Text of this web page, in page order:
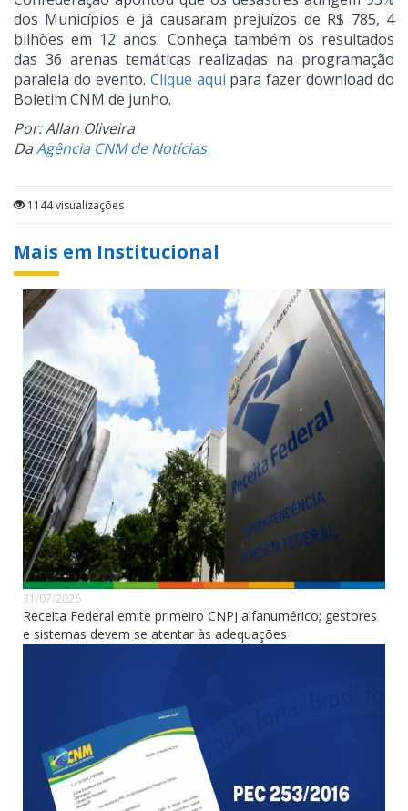
dos Municípios e já causaram prejuízos de R$ 785, 4
bilhões em 12 anos. Conheça também os resultados
das 36 arenas temáticas realizadas na programação
paralela do evento. Clique aqui para fazer download do
Boletim CNM de junho.
Por: Allan Oliveira
DaAgência CNM de Notícias
1144 visualizações
Mais em Institucional
31/07/2026
Receita Federal emite primeiro CNPJ alfanumérico; gestores
e sistemas devem se atentar às adequações